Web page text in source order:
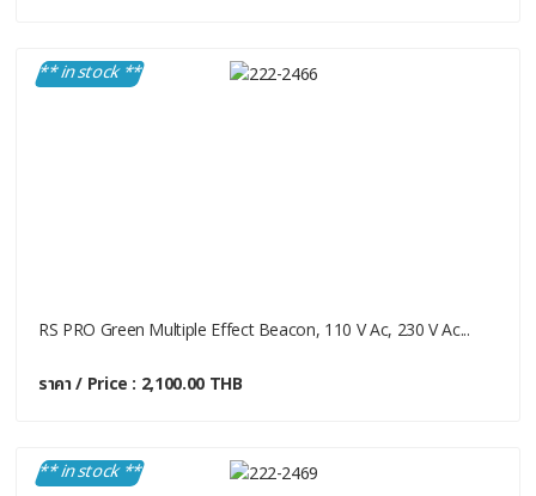
** in stock **
RS PRO Green Multiple Effect Beacon, 110 V Ac, 230 V Ac...
ราคา / Price : 2,100.00 THB
** in stock **